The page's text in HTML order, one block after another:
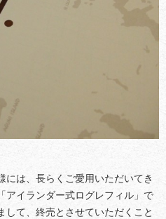
には、長らくご愛用いただいてき
アイランダー式ログレフィル」で
して、終売とさせていただくこと